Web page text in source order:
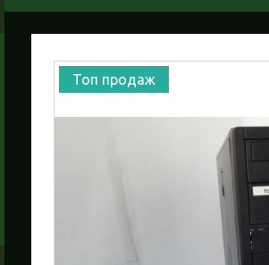
Топ продаж